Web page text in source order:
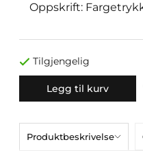
Oppskrift:
Tilgjengelig
Legg til kurv
Produktbeskrivelse